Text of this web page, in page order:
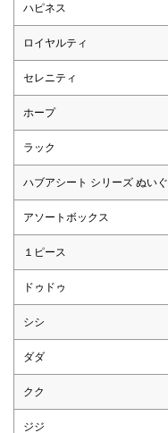
ハピネス
ロイヤルティ
セレニティ
ホープ
ラック
ハブアシート シリーズ ぬい
アソートボックス
１ピース
ドゥドゥ
シシ
ダダ
クク
ジジ